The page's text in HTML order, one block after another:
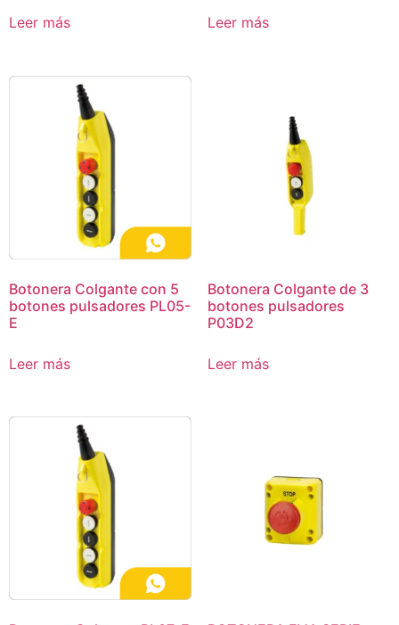
Leer más Leer más
Botonera Colgante con 5
botones pulsadores PL05-
E
Leer más
Botonera Colgante de 3
botones pulsadores
P03D2
Leer más